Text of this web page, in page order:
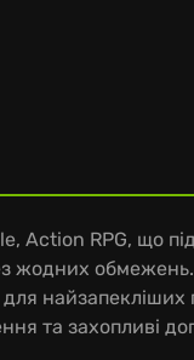
Action RPG, що
жодних
найзапекліших
та захопливі